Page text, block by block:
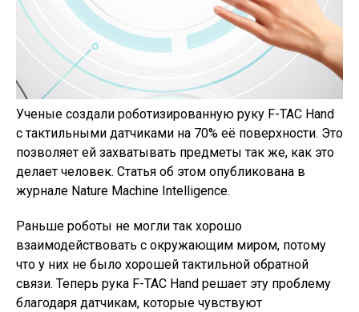
Ученые создали роботизированную руку F-TAC Hand
с тактильными датчиками на 70% её поверхности. Это
позволяет ей захватывать предметы так же, как это
делает человек. Статья об этом опубликована в
журнале Nature Machine Intelligence.
Раньше роботы не могли так хорошо
взаимодействовать с окружающим миром, потому
что у них не было хорошей тактильной обратной
связи. Теперь рука F-TAC Hand решает эту проблему
благодаря датчикам, которые чувствуют